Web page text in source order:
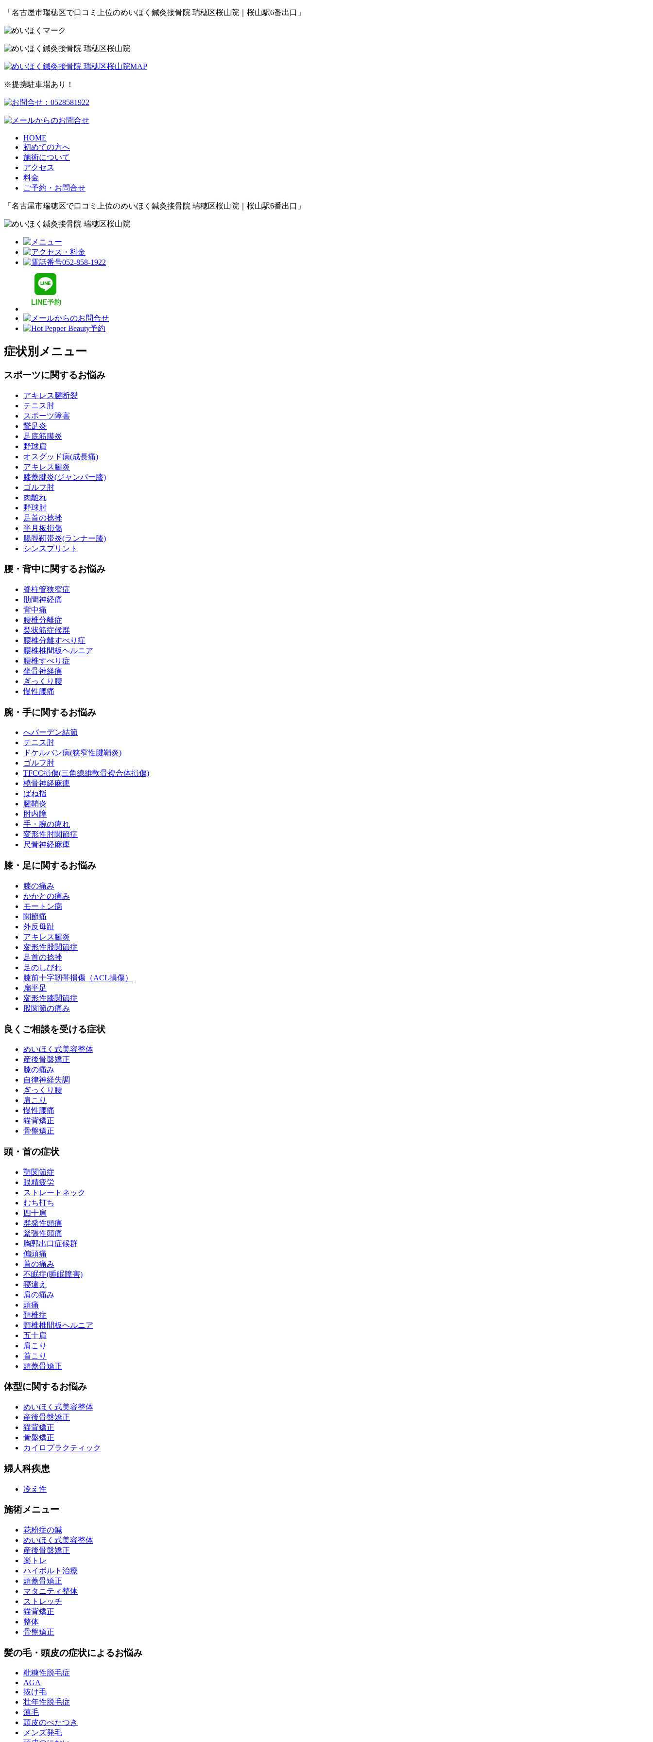
「名古屋市瑞穂区で口コミ上位のめいほく鍼灸接骨院 瑞穂区桜山院｜桜山駅6番出口」
※提携駐車場あり！
HOME
初めての方へ
施術について
アクセス
料金
ご予約・お問合せ
「名古屋市瑞穂区で口コミ上位のめいほく鍼灸接骨院 瑞穂区桜山院｜桜山駅6番出口」
症状別メニュー
スポーツに関するお悩み
アキレス腱断裂
テニス肘
スポーツ障害
鵞足炎
足底筋膜炎
野球肩
オスグッド病(成長痛)
アキレス腱炎
膝蓋腱炎(ジャンパー膝)
ゴルフ肘
肉離れ
野球肘
足首の捻挫
半月板損傷
腸脛靭帯炎(ランナー膝)
シンスプリント
腰・背中に関するお悩み
脊柱管狭窄症
肋間神経痛
背中痛
腰椎分離症
梨状筋症候群
腰椎分離すべり症
腰椎椎間板ヘルニア
腰椎すべり症
坐骨神経痛
ぎっくり腰
慢性腰痛
腕・手に関するお悩み
へバーデン結節
テニス肘
ドケルバン病(狭窄性腱鞘炎)
ゴルフ肘
TFCC損傷(三角線維軟骨複合体損傷)
橈骨神経麻痺
ばね指
腱鞘炎
肘内障
手・腕の痺れ
変形性肘関節症
尺骨神経麻痺
膝・足に関するお悩み
膝の痛み
かかとの痛み
モートン病
関節痛
外反母趾
アキレス腱炎
変形性股関節症
足首の捻挫
足のしびれ
膝前十字靭帯損傷（ACL損傷）
扁平足
変形性膝関節症
股関節の痛み
良くご相談を受ける症状
めいほく式美容整体
産後骨盤矯正
膝の痛み
自律神経失調
ぎっくり腰
肩こり
慢性腰痛
猫背矯正
骨盤矯正
頭・首の症状
顎関節症
眼精疲労
ストレートネック
むち打ち
四十肩
群発性頭痛
緊張性頭痛
胸郭出口症候群
偏頭痛
首の痛み
不眠症(睡眠障害)
寝違え
肩の痛み
頭痛
頚椎症
頸椎椎間板ヘルニア
五十肩
肩こり
首こり
頭蓋骨矯正
体型に関するお悩み
めいほく式美容整体
産後骨盤矯正
猫背矯正
骨盤矯正
カイロプラクティック
婦人科疾患
冷え性
施術メニュー
花粉症の鍼
めいほく式美容整体
産後骨盤矯正
楽トレ
ハイボルト治療
頭蓋骨矯正
マタニティ整体
ストレッチ
猫背矯正
整体
骨盤矯正
髪の毛・頭皮の症状によるお悩み
粃糠性脱毛症
AGA
抜け毛
壮年性脱毛症
薄毛
頭皮のべたつき
メンズ発毛